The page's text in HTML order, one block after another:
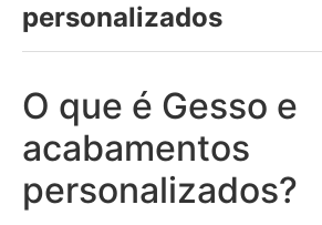
personalizados
O que é Gesso e
acabamentos
personalizados?